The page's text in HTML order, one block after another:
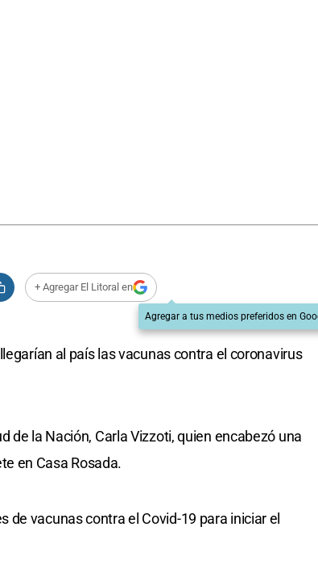
+ Agregar El Litoral en
Agregar a tus medios preferidos en
al país las vacunas contra el coronavirus
de la Nación, Carla Vizzoti, quien encabezó una
en Casa Rosada.
vacunas contra el Covid-19 para iniciar el